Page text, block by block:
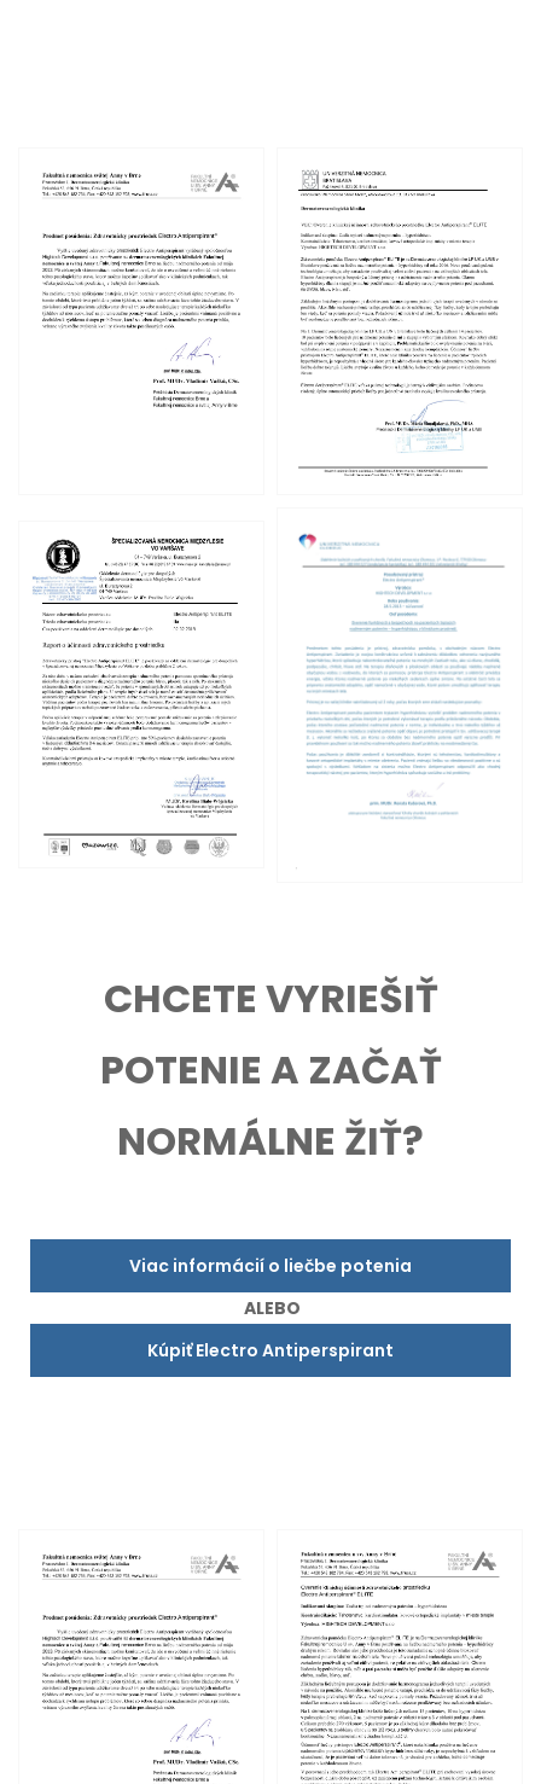
CHCETE VYRIEŠIŤ
POTENIE A ZAČAŤ
NORMÁLNE ŽIŤ?
Viac informácií o liečbe potenia
ALEBO
Kúpiť Electro Antiperspirant